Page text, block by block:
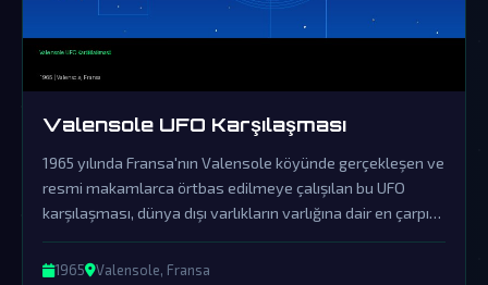
Valensole UFO Karşılaşması
1965 yılında Fransa'nın Valensole köyünde gerçekleşen ve
resmi makamlarca örtbas edilmeye çalışılan bu UFO
karşılaşması, dünya dışı varlıkların varlığına dair en çarpıcı
kanıtlardan birini sunuyor.
1965 Valensole, Fransa